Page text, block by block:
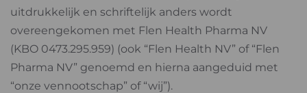
uitdrukkelijk en schriftelijk anders wordt
overeengekomen met Flen Health Pharma NV
(KBO 0473.295.959) (ook “Flen Health NV” of “Flen
Pharma NV” genoemd en hierna aangeduid met
“onze vennootschap” of “wij”).